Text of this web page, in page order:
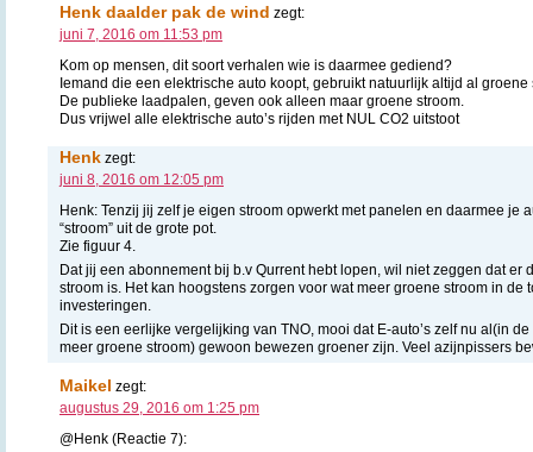
Henk daalder pak de wind zegt:
juni 7, 2016 om 11:53 pm
Kom op mensen, dit soort verhalen wie is daarmee gediend?
Iemand die een elektrische auto koopt, gebruikt natuurlijk altijd al groene
De publieke laadpalen, geven ook alleen maar groene stroom.
Dus vrijwel alle elektrische auto’s rijden met NUL CO2 uitstoot
Henk zegt:
juni 8, 2016 om 12:05 pm
Henk: Tenzij jij zelf je eigen stroom opwerkt met panelen en daarmee je
“stroom” uit de grote pot.
Zie figuur 4.
Dat jij een abonnement bij b.v Qurrent hebt lopen, wil niet zeggen dat er
stroom is. Het kan hoogstens zorgen voor wat meer groene stroom in de
investeringen.
Dit is een eerlijke vergelijking van TNO, mooi dat E-auto’s zelf nu al(in
meer groene stroom) gewoon bewezen groener zijn. Veel azijnpissers
Maikel zegt:
augustus 29, 2016 om 1:25 pm
@Henk (Reactie 7):